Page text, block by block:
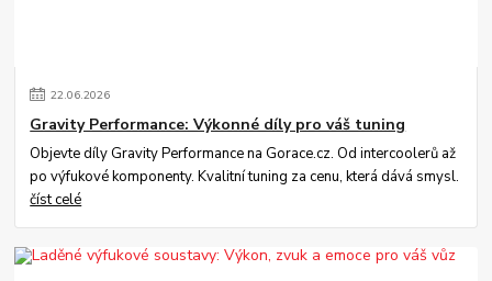
22.06.2026
Gravity Performance: Výkonné díly pro váš tuning
Objevte díly Gravity Performance na Gorace.cz. Od intercoolerů až
po výfukové komponenty. Kvalitní tuning za cenu, která dává smysl.
číst celé